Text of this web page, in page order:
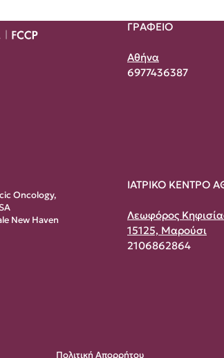
ΓΡΑΦΕΙΟ
Αθήνα
6977436387
ΙΑΤΡΙΚΟ ΚΕΝΤΡΟ
Λεωφόρος
15125, Μαρούσι
2106862864
Oncology,
New Haven
Πολιτική Απορρήτου